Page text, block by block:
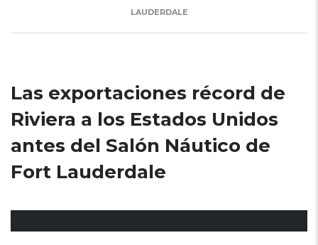
LAUDERDALE
Las exportaciones récord de
Riviera a los Estados Unidos
antes del Salón Náutico de
Fort Lauderdale